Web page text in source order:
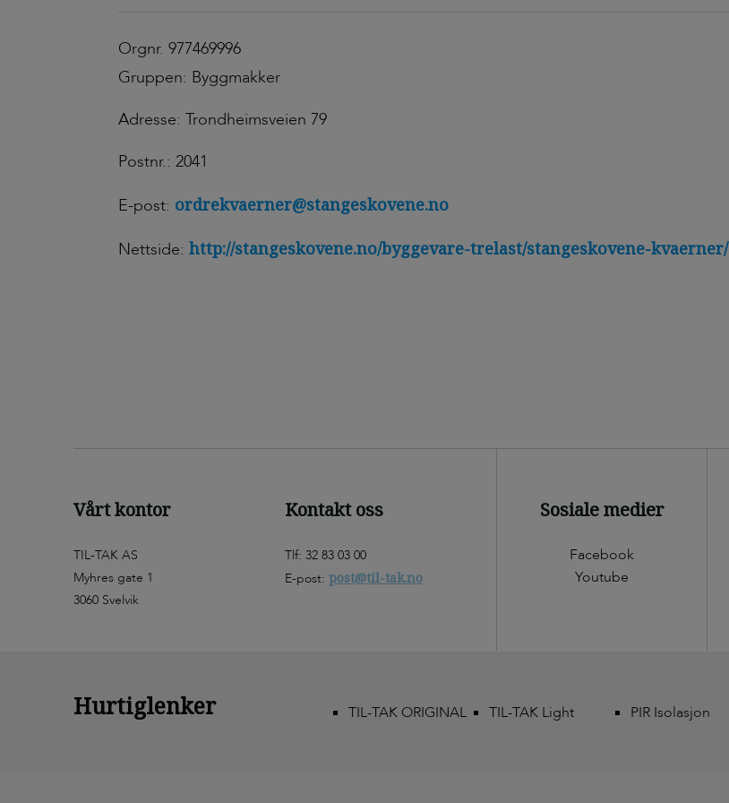
Orgnr. 977469996
Gruppen: Byggmakker
Adresse: Trondheimsveien 79
Postnr.: 2041
E-post: ordrekvaerner@stangeskovene.no
Nettside: http://stangeskovene.no/byggevare-trelast/stangeskovene-kvaerner/
Vårt kontor
TIL-TAK AS
Myhres gate 1
3060 Svelvik
Kontakt oss
Tlf: 32 83 03 00
E-post: post@til-tak.no
Sosiale medier
Facebook
Youtube
Hurtiglenker TIL-TAK ORIGINAL TIL-TAK Light PIR Isolasjon